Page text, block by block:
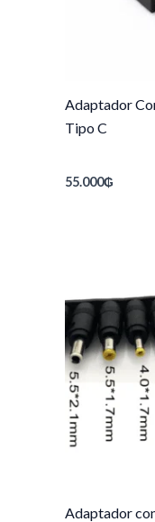
Adaptador
Tipo C
55.000₲
Adaptador